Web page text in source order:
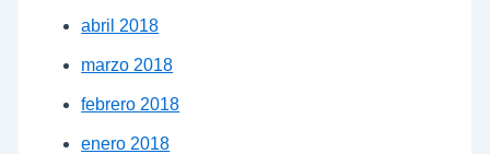
abril 2018
marzo 2018
febrero 2018
enero 2018